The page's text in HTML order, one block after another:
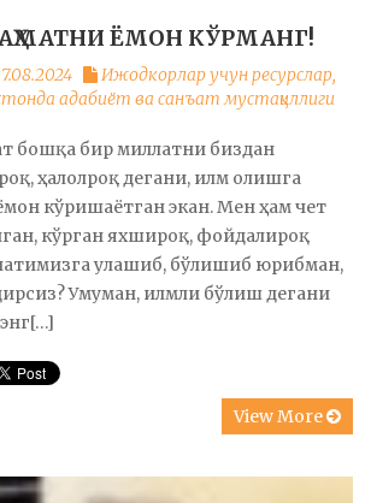
ЁМОН КЎРМАНГ!
Ижодкорлар учун ресурслар,
адабиёт ва санъат мустақиллиги
бошқа бир миллатни биздан
ҳалолроқ дегани, илм олишга
кўришаётган экан. Мен ҳам чет
кўрган яхшироқ, фойдалироқ
улашиб, бўлишиб юрибман,
Умуман, илмли бўлиш дегани
View More